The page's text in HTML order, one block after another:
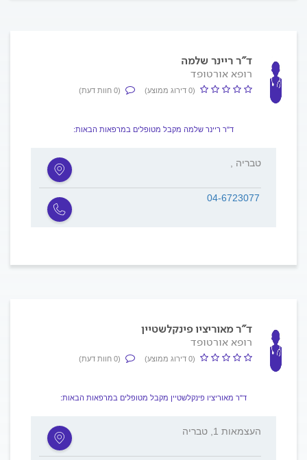
ד"ר ריינר שלמה
רופא אורטופד
(0 דירוג ממוצע) (0 חוות דעת)
ד"ר ריינר שלמה מקבל מטופלים במרפאות הבאות:
, טבריה
04-6723077
ד"ר מאוריציו פינקלשטיין
רופא אורטופד
(0 דירוג ממוצע) (0 חוות דעת)
ד"ר מאוריציו פינקלשטיין מקבל מטופלים במרפאות הבאות:
העצמאות 1, טבריה